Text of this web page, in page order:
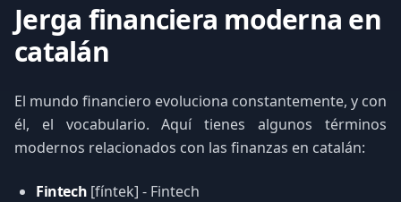
Jerga financiera moderna en
catalán
El mundo financiero evoluciona constantemente, y con
él, el vocabulario. Aquí tienes algunos términos
modernos relacionados con las finanzas en catalán:
Fintech [fíntek] - Fintech